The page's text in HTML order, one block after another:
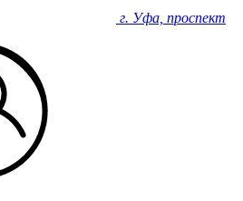
г. Уфа, проспект